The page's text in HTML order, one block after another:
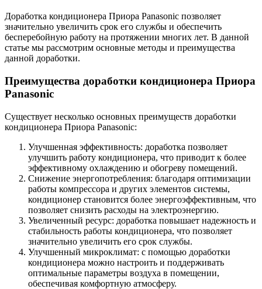
Доработка кондиционера Приора Panasonic позволяет
значительно увеличить срок его службы и обеспечить
бесперебойную работу на протяжении многих лет. В данной
статье мы рассмотрим основные методы и преимущества
данной доработки.
Преимущества доработки кондиционера Приора
Panasonic
Существует несколько основных преимуществ доработки
кондиционера Приора Panasonic:
Улучшенная эффективность: доработка позволяет
улучшить работу кондиционера, что приводит к более
эффективному охлаждению и обогреву помещений.
Снижение энергопотребления: благодаря оптимизации
работы компрессора и других элементов системы,
кондиционер становится более энергоэффективным, что
позволяет снизить расходы на электроэнергию.
Увеличенный ресурс: доработка повышает надежность и
стабильность работы кондиционера, что позволяет
значительно увеличить его срок службы.
Улучшенный микроклимат: с помощью доработки
кондиционера можно настроить и поддерживать
оптимальные параметры воздуха в помещении,
обеспечивая комфортную атмосферу.